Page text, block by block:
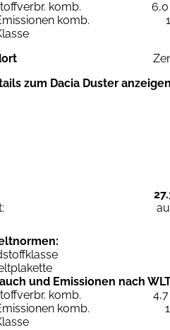
komb.
komb.
zum Dacia Duster anzeigen
und Emissionen nach
komb.
komb.